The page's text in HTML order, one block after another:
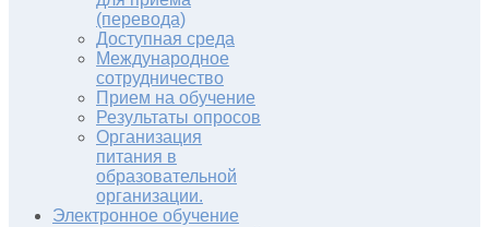
(перевода)
Доступная среда
Международное
сотрудничество
Прием на обучение
Результаты опросов
Организация
питания в
образовательной
организации.
Электронное обучение